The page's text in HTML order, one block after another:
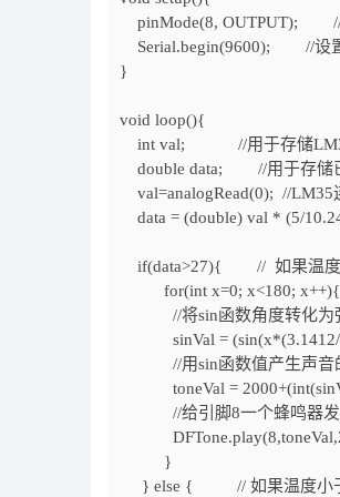
pinMode(8, OUTPUT); //
Serial.begin(9600); //设置
}
void loop(){
int val; //用于存储
double data; //用于存储
val=analogRead(0); //LM35
data = (double) val * (5/
if(data>27){ // 如果温度
for(int x=0; x<180; x++){
//将sin函数角度转化为
sinVal = (sin(x*(3.1412/
//用sin函数值产生声音
toneVal =
//给引脚8一个蜂鸣器发
}
} else { // 如果温度小于